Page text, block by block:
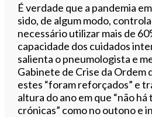
É verdade que a pandemia
sido, de algum modo,
necessário utilizar mais de
capacidade dos cuidados
salienta o pneumologista e
Gabinete de Crise da Ordem
estes “foram reforçados” e
altura do ano em que “não
crónicas” como no outono e